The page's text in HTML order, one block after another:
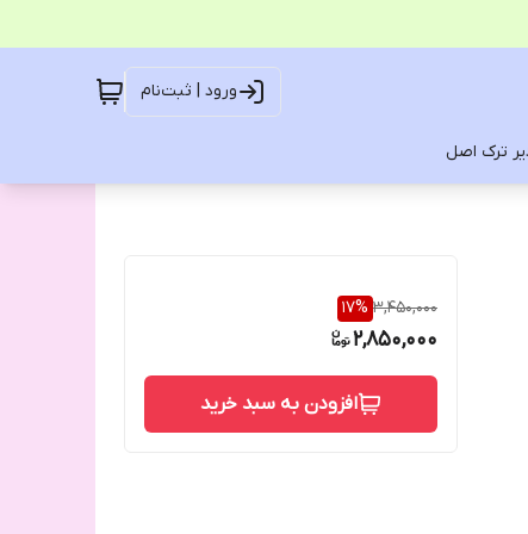
ورود | ثبت‌نام
ترک اصل
3,450,000
17%
2,850,000
افزودن به سبد خرید